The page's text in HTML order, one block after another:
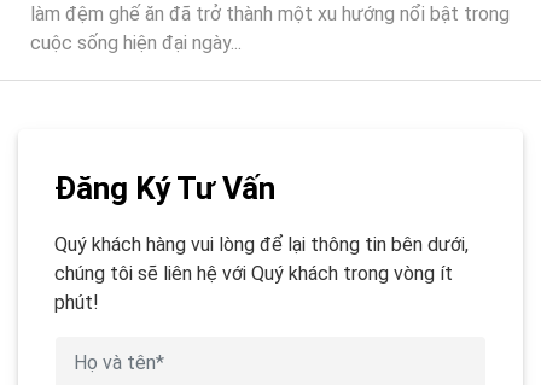
làm đệm ghế ăn đã trở thành một xu hướng nổi bật trong
cuộc sống hiện đại ngày...
Đăng Ký Tư Vấn
Quý khách hàng vui lòng để lại thông tin bên dưới,
chúng tôi sẽ liên hệ với Quý khách trong vòng ít
phút!